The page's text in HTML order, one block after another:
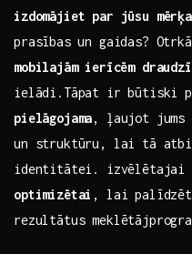
izdomājiet par jūsu
prasības ⁢un gaidas?‌
mobilajām⁣ ierīcēm
ielādi.Tāpat ir ‍būtiski
pielāgojama, ļaujot jums
un struktūru, lai tā
identitātei. izvēlētajai
optimizētai , lai
rezultātus